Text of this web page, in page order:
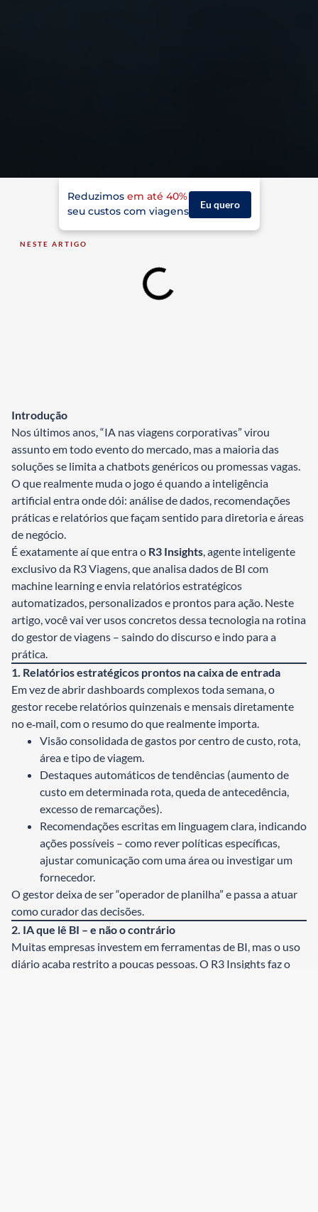
Reduzimos em até 40%
seu custos com viagens
Eu quero
NESTE ARTIGO
Introdução
Nos últimos anos, “IA nas viagens corporativas” virou
assunto em todo evento do mercado, mas a maioria das
soluções se limita a chatbots genéricos ou promessas vagas.
O que realmente muda o jogo é quando a inteligência
artificial entra onde dói: análise de dados, recomendações
práticas e relatórios que façam sentido para diretoria e áreas
de negócio.
É exatamente aí que entra o R3 Insights, agente inteligente
exclusivo da R3 Viagens, que analisa dados de BI com
machine learning e envia relatórios estratégicos
automatizados, personalizados e prontos para ação. Neste
artigo, você vai ver usos concretos dessa tecnologia na rotina
do gestor de viagens – saindo do discurso e indo para a
prática.
1. Relatórios estratégicos prontos na caixa de entrada
Em vez de abrir dashboards complexos toda semana, o
gestor recebe relatórios quinzenais e mensais diretamente
no e‑mail, com o resumo do que realmente importa.
Visão consolidada de gastos por centro de custo, rota,
área e tipo de viagem.
Destaques automáticos de tendências (aumento de
custo em determinada rota, queda de antecedência,
excesso de remarcações).
Recomendações escritas em linguagem clara, indicando
ações possíveis – como rever políticas específicas,
ajustar comunicação com uma área ou investigar um
fornecedor.
O gestor deixa de ser “operador de planilha” e passa a atuar
como curador das decisões.
2. IA que lê BI – e não o contrário
Muitas empresas investem em ferramentas de BI, mas o uso
diário acaba restrito a poucas pessoas. O R3 Insights faz o